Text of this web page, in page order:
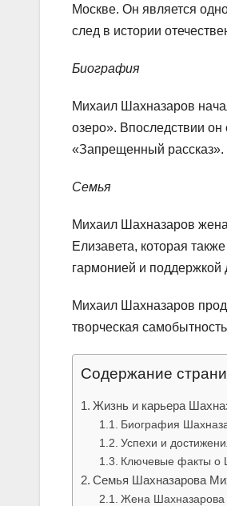
Москве. Он является
след в истории
Биография
Михаил Шахназаров
озеро». Впоследствии
«Запрещенный рассказ».
Семья
Михаил Шахназаров
Елизавета, которая
гармонией и поддержкой
Михаил Шахназаров
творческая
Содержание
Жизнь и карьера
Биография
Успехи и
Ключевые факты о
Семья Шахназарова
Жена